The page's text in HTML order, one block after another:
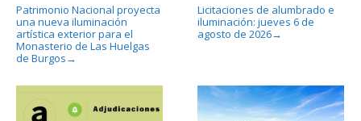
Patrimonio Nacional proyecta
una nueva iluminación
artística exterior para el
Monasterio de Las Huelgas
de Burgos →
Licitaciones de alumbrado e
iluminación: jueves 6 de
agosto de 2026→